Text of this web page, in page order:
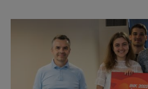
Praktiska informācija